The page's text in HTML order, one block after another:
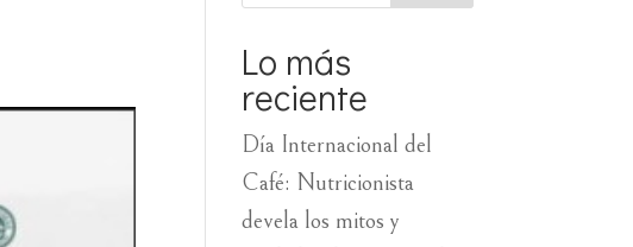
Lo más
reciente
Día Internacional del
Café: Nutricionista
devela los mitos y